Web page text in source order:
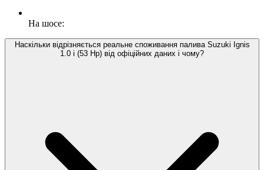
На шосе:
Наскільки відрізняється реальне споживання палива Suzuki Ignis
1.0 i (53 Hp) від офіційних даних і чому?